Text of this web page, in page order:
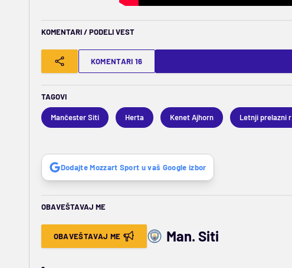
KOMENTARI / PODELI VEST
KOMENTARI 16
TAGOVI
Mančester Siti Herta Kenet Ajhorn
Dodajte Mozzart Sport u vaš Google izbor
OBAVEŠTAVAJ ME
OBAVEŠTAVAJ ME Man. Siti